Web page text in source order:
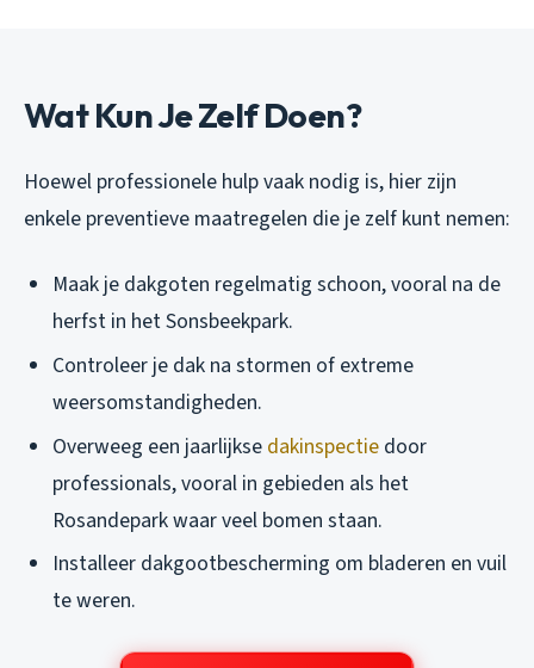
Wat Kun Je Zelf Doen?
Hoewel professionele hulp vaak nodig is, hier zijn
enkele preventieve maatregelen die je zelf kunt nemen:
Maak je dakgoten regelmatig schoon, vooral na de
herfst in het Sonsbeekpark.
Controleer je dak na stormen of extreme
weersomstandigheden.
Overweeg een jaarlijkse dakinspectie door
professionals, vooral in gebieden als het
Rosandepark waar veel bomen staan.
Installeer dakgootbescherming om bladeren en vuil
te weren.